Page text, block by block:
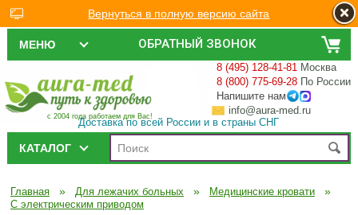
ОБРАТНЫЙ ЗВОНОК
МЕНЮ
с 2004 года работаем для Вас!
8 (495) 128-41-81 Москва
8 (800) 775-69-28 По России
Напишите нам
info@aura-med.ru
Доставка по всей России и в страны СНГ
КАТАЛОГ
Главная » Для лежачих больных » Медицинские кровати »
С электрическим приводом
Вернуться в полную версию сайта